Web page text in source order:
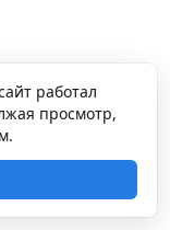
работал
просмотр,